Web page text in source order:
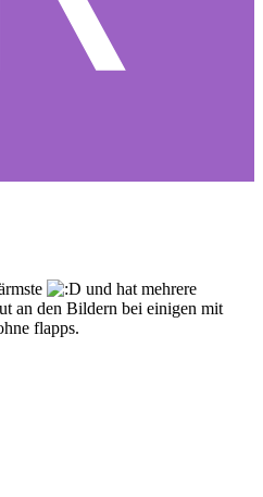
und hat mehrere
an den Bildern bei einigen mit
flapps.